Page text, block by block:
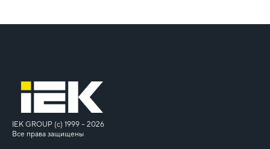
IEK GROUP (c) 1999 – 2026
Все права защищены